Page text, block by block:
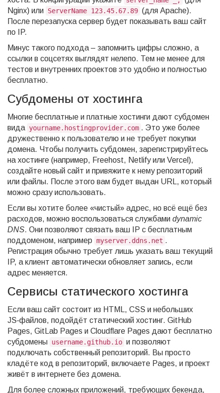
Nginx) или ServerName 123.45.67.89 (для Apache).
После перезапуска сервер будет показывать ваш сайт
по IP.
Минус такого подхода – запомнить цифры сложно, а
ссылки в соцсетях выглядят нелепо. Тем не менее для
тестов и внутренних проектов это удобно и полностью
бесплатно.
Субдомены от хостинга
Многие бесплатные и платные хостинги дают субдомен
вида yourname.hostingprovider.com . Это уже более
дружественно к пользователю и не требует покупки
домена. Чтобы получить субдомен, зарегистрируйтесь
на хостинге (например, Freehost, Netlify или Vercel),
создайте новый сайт и привяжите к нему репозиторий
или файлы. После этого вам будет выдан URL, который
можно сразу использовать.
Если вы хотите более «чистый» адрес, но всё ещё без
расходов, можно воспользоваться службами dynamic
DNS. Они позволяют связать ваш IP с бесплатным
поддоменом, например myserver.ddns.net .
Регистрация обычно требует лишь указать ваш текущий
IP, а клиент автоматически обновляет запись, если
адрес меняется.
Сервисы статического хостинга
Если ваш сайт состоит из HTML, CSS и небольших
JS‑файлов, подойдёт статический хостинг. GitHub
Pages, GitLab Pages и Cloudflare Pages дают бесплатно
субдомены username.github.io и позволяют
подключать собственный репозиторий. Вы просто
кладёте код в репозиторий, включаете Pages, и проект
живёт в интернете без домена.
Для более сложных приложений, требующих бекенда,